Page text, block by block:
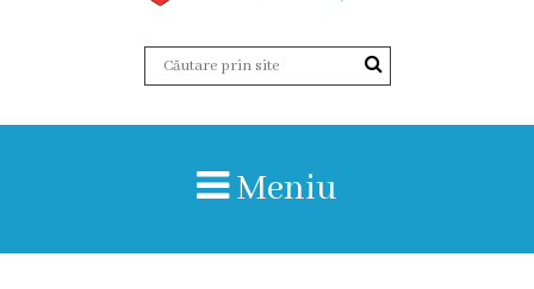
Structura,
Meniu